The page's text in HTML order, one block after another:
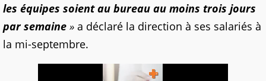
les équipes soient au bureau au moins trois jours
par semaine » a déclaré la direction à ses salariés à
la mi-septembre.